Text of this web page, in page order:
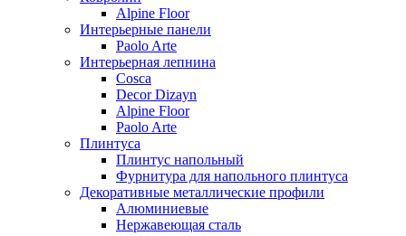
Alpine Floor
Интерьерные панели
Paolo Arte
Интерьерная лепнина
Cosca
Decor Dizayn
Alpine Floor
Paolo Arte
Плинтуса
Плинтус напольный
Фурнитура для напольного плинтуса
Декоративные металлические профили
Алюминиевые
Нержавеющая сталь